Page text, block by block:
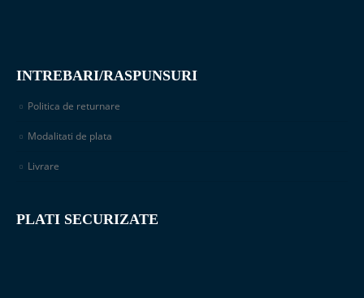
INTREBARI/RASPUNSURI
Politica de returnare
Modalitati de plata
Livrare
PLATI SECURIZATE